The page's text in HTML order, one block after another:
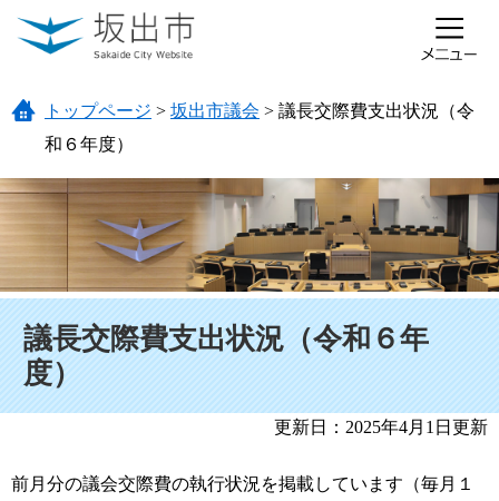
ページの先頭です。
メニューを飛ばして本文へ
トップページ > 坂出市議会 > 議長交際費支出状況（令
和６年度）
議長交際費支出状況（令和６年
度）
更新日：2025年4月1日更新
前月分の議会交際費の執行状況を掲載しています（毎月１